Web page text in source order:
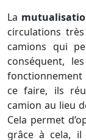
La
circulations
camions qui
conséquent,
fonctionnement
ce faire, ils
camion au lieu
Cela permet
grâce à cela, il